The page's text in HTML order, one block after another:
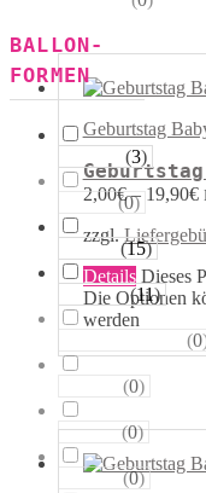
Geburtstag
2,00€– 19,90€
zzgl.
Details Dieses
Die Optionen
werden
BALLON-
FORMEN
(3)
Sterne (0)
Runde (15)
Tropfen (11)
(0
(0)
Säulen (0)
Portale (0)